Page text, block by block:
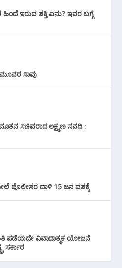
ಇರುವ ಶಕ್ತಿ ಏನು? ಇವರ ಬಗ್ಗೆ
ಮೂವರ ಸಾವು
ಸಚಿವರಾದ ಲಕ್ಷ್ಮಣ ಸವದಿ :
ಪೊಲೀಸರ ದಾಳಿ 15 ಜನ ವಶಕ್ಕೆ
ಪಡೆಯದೇ ವಿವಾದಾತ್ಮಕ ಯೋಜನೆ
ಸರ್ಕಾರ